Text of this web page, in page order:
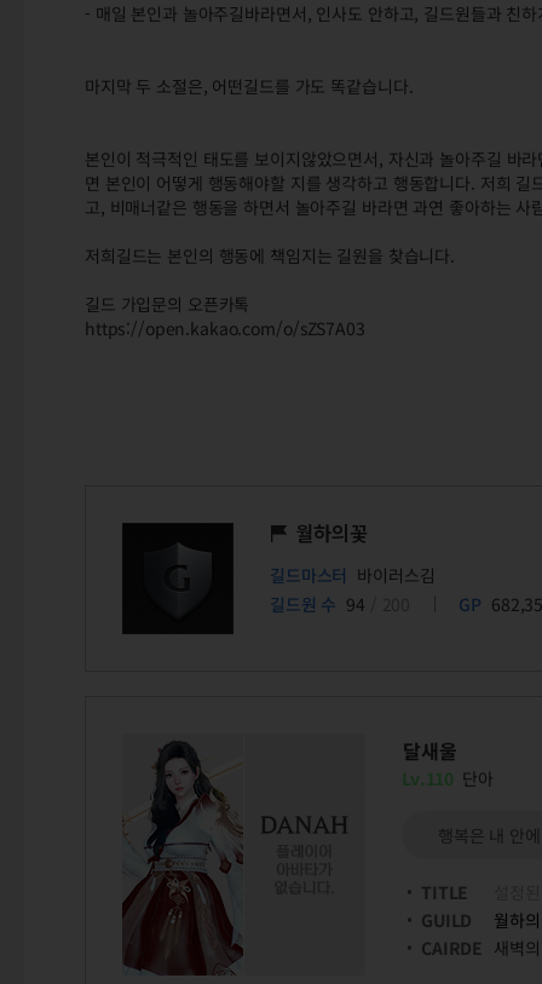
- 매일 본인과 놀아주길바라면서, 인사도 안하고, 길드원들과 친
마지막 두 소절은, 어떤길드를 가도 똑같습니다.
본인이 적극적인 태도를 보이지않았으면서, 자신과 놀아주길 바
면 본인이 어떻게 행동해야할 지를 생각하고 행동합니다. 저희
고, 비매너같은 행동을 하면서 놀아주길 바라면 과연 좋아하는 사
저희길드는 본인의 행동에 책임지는 길원을 찾습니다.
길드 가입문의 오픈카톡
https://open.kakao.com/o/sZS7A03
월하의꽃
길드마스터 바이러스김
길드원 수 94 GP
달새울
Lv.110 단아
행복은 내 안
TITLE
GUILD
월하
CAIRDE 새벽